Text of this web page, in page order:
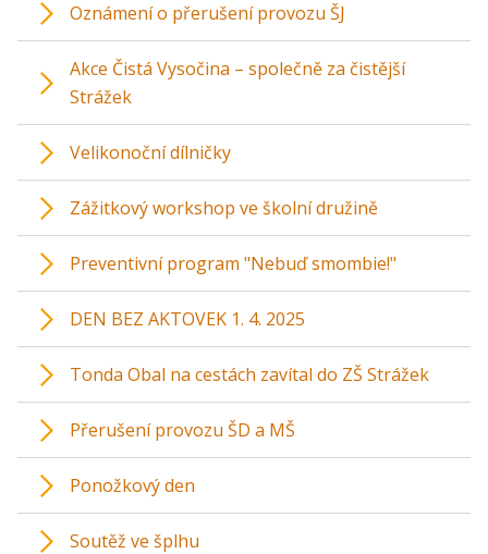
Oznámení o přerušení provozu ŠJ
Akce Čistá Vysočina – společně za čistější
Strážek
Velikonoční dílničky
Zážitkový workshop ve školní družině
Preventivní program "Nebuď smombie!"
DEN BEZ AKTOVEK 1. 4. 2025
Tonda Obal na cestách zavítal do ZŠ Strážek
Přerušení provozu ŠD a MŠ
Ponožkový den
Soutěž ve šplhu